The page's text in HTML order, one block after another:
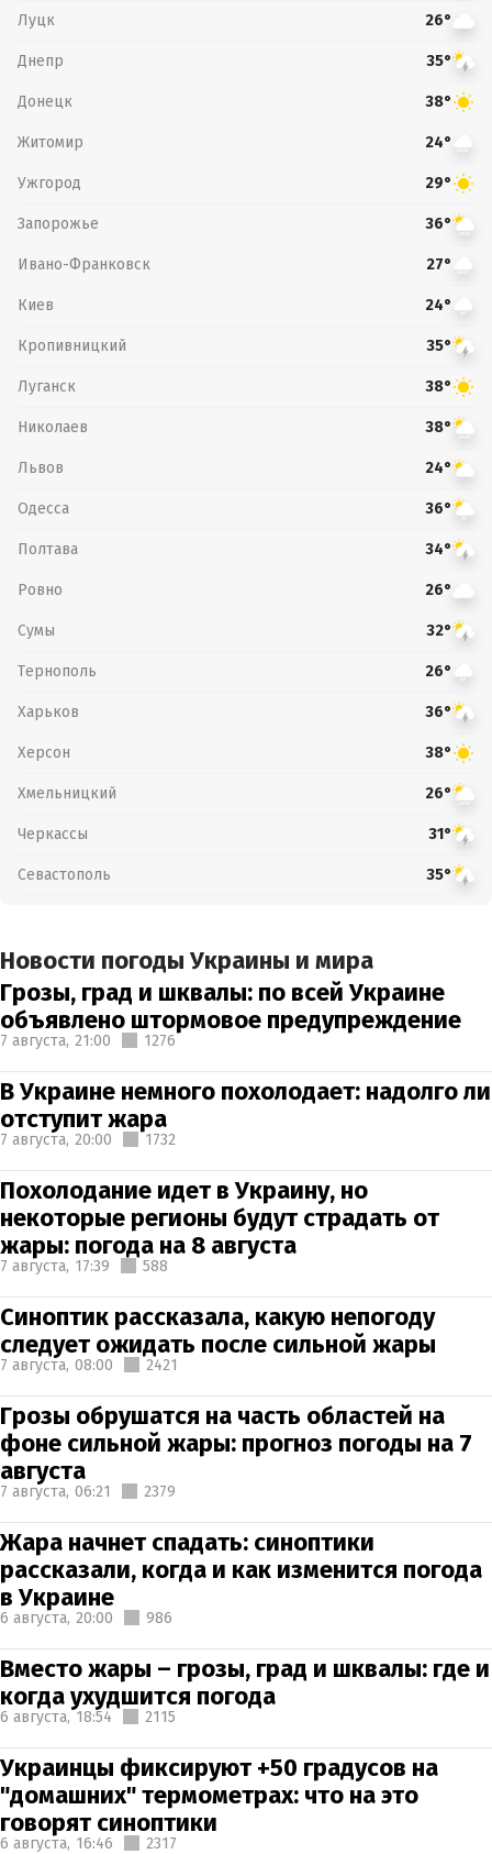
Луцк 26°
Днепр 35°
Донецк 38°
Житомир 24°
Ужгород 29°
Запорожье 36°
Ивано-Франковск 27°
Киев 24°
Кропивницкий 35°
Луганск 38°
Николаев 38°
Львов 24°
Одесса 36°
Полтава 34°
Ровно 26°
Сумы 32°
Тернополь 26°
Харьков 36°
Херсон 38°
Хмельницкий 26°
Черкассы 31°
Севастополь 35°
Новости погоды Украины и мира
Грозы, град и шквалы: по всей Украине
объявлено штормовое предупреждение
7 августа, 21:00 1276
В Украине немного похолодает: надолго ли
отступит жара
7 августа, 20:00 1732
Похолодание идет в Украину, но
некоторые регионы будут страдать от
жары: погода на 8 августа
7 августа, 17:39 588
Синоптик рассказала, какую непогоду
следует ожидать после сильной жары
7 августа, 08:00 2421
Грозы обрушатся на часть областей на
фоне сильной жары: прогноз погоды на 7
августа
7 августа, 06:21 2379
Жара начнет спадать: синоптики
рассказали, когда и как изменится погода
в Украине
6 августа, 20:00 986
Вместо жары – грозы, град и шквалы: где и
когда ухудшится погода
6 августа, 18:54 2115
Украинцы фиксируют +50 градусов на
"домашних" термометрах: что на это
говорят синоптики
6 августа, 16:46 2317